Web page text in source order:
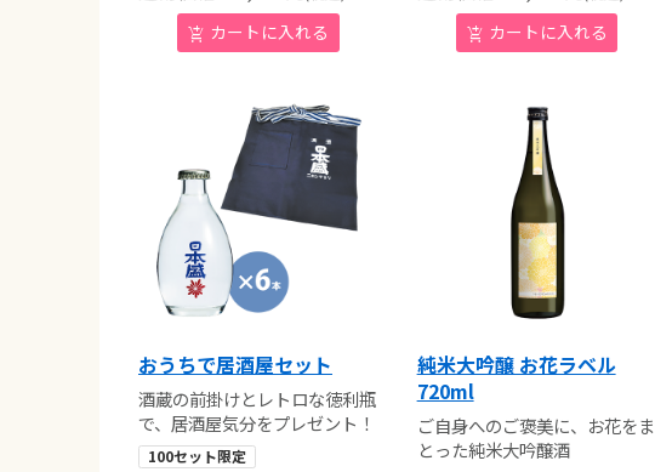
おうちで居酒屋セット
酒蔵の前掛けとレトロな徳利瓶
で、居酒屋気分をプレゼント！
100セット限定
純米大吟醸 お花ラベル
720ml
ご自身へのご褒美に、お花をま
とった純米大吟醸酒